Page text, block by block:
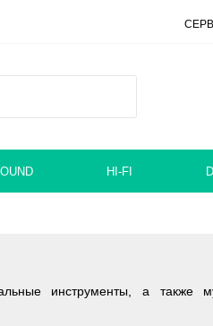
HI-FI
инструменты, а также